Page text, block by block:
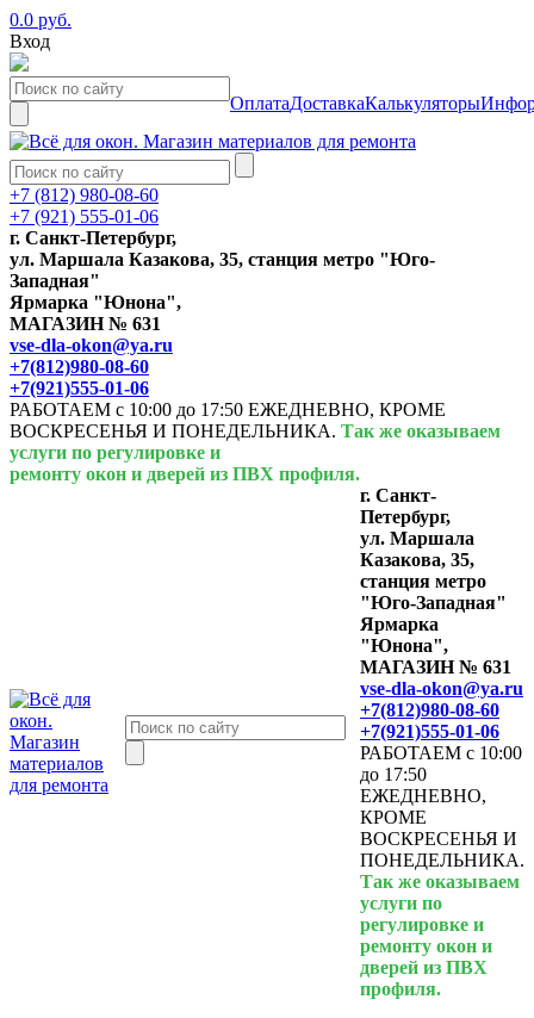
0.0 руб.
Вход
ОплатаДоставкаКалькуляторы
+7 (812) 980-08-60
+7 (921) 555-01-06
г. Санкт-Петербург,
ул. Маршала Казакова, 35, станция метро "Юго-
Западная"
Ярмарка "Юнона",
МАГАЗИН № 631
vse-dla-okon@ya.ru
+7(812)980-08-60
+7(921)555-01-06
РАБОТАЕМ с 10:00 до 17:50 ЕЖЕДНЕВНО, КРОМЕ
ВОСКРЕСЕНЬЯ И ПОНЕДЕЛЬНИКА. Так же оказываем
услуги по регулировке и
ремонту окон и дверей из ПВХ профиля.
г. Санкт-
Петербург,
ул. Маршала
Казакова, 35,
станция метро
"Юго-Западная"
Ярмарка
"Юнона",
МАГАЗИН № 631
vse-dla-okon@ya.ru
+7(812)980-08-60
+7(921)555-01-06
РАБОТАЕМ с 10:00
до 17:50
ЕЖЕДНЕВНО,
КРОМЕ
ВОСКРЕСЕНЬЯ И
ПОНЕДЕЛЬНИКА.
Так же оказываем
услуги по
регулировке и
ремонту окон и
дверей из ПВХ
профиля.